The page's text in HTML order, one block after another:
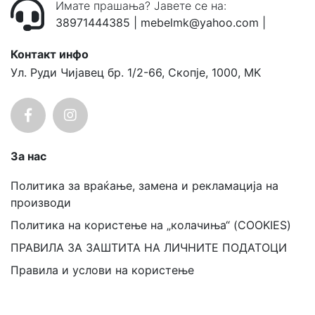
Имате прашања? Јавете се на:
38971444385
mebelmk@yahoo.com
Контакт инфо
Ул. Руди Чијавец бр. 1/2-66, Скопје, 1000, MK
За нас
Политика за враќање, замена и рекламација на
производи
Политика на користење на „колачиња“ (COOKIES)
ПРАВИЛА ЗА ЗАШТИТА НА ЛИЧНИТЕ ПОДАТОЦИ
Правила и услови на користење